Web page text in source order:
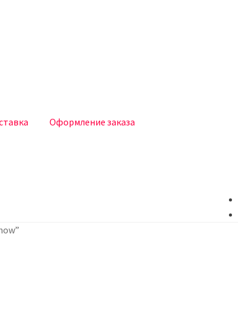
Оформление заказа